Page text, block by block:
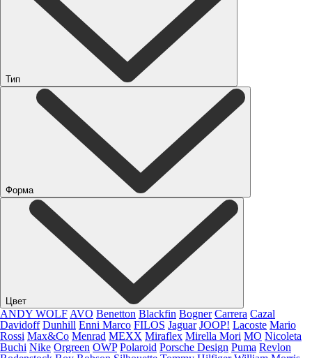
Тип
Форма
Цвет
ANDY WOLF AVO Benetton Blackfin Bogner Carrera Cazal
Davidoff Dunhill Enni Marco FILOS Jaguar JOOP! Lacoste Mario
Rossi Max&Co Menrad MEXX Miraflex Mirella Mori MO Nicoleta
Buchi Nike Orgreen OWP Polaroid Porsche Design Puma Revlon